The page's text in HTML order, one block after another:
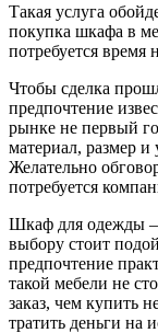
Такая услуга
покупка шкафа в
потребуется время
Чтобы сделка
предпочтение
рынке не первый
материал, размер и
Желательно
потребуется
Шкаф для одежды –
выбору стоит
предпочтение
такой мебели не
заказ, чем купить
тратить деньги на